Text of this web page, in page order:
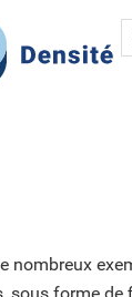
nombreux